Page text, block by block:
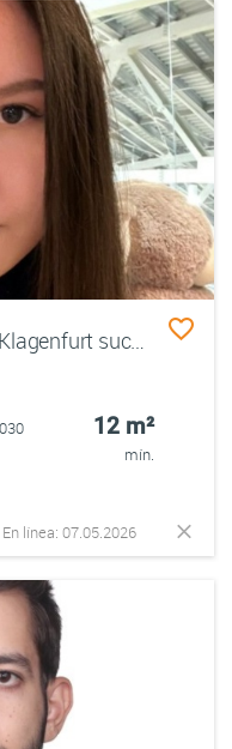
Wirtschaftsstudentin der Uni Klagenfurt sucht ein gemütliches WG-Zimmer für ein komfortables Leben während des Studiums
12 m²
mín.
En línea: 07.05.2026